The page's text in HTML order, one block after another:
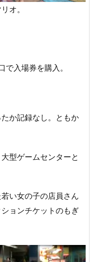
オ。
入場券を購入。
か記録なし。ともか
型ゲームセンターと
い女の子の店員さん
ョンチケットのもぎ